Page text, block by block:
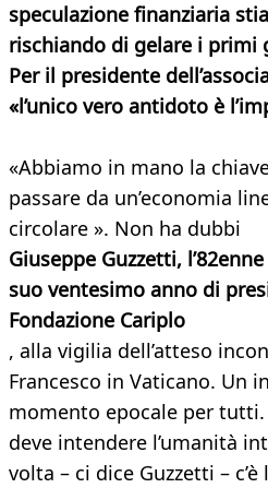
speculazione finanziaria
rischiando di gelare i primi
Per il presidente
«l’unico vero antidoto è
«Abbiamo in mano la
passare da un’economia
circolare ». Non ha dubbi
Giuseppe Guzzetti,
suo ventesimo anno di
Fondazione Cariplo
, alla vigilia dell’atteso
Francesco in Vaticano. Un
momento epocale per
deve intendere l’umanità
volta – ci dice Guzzetti –